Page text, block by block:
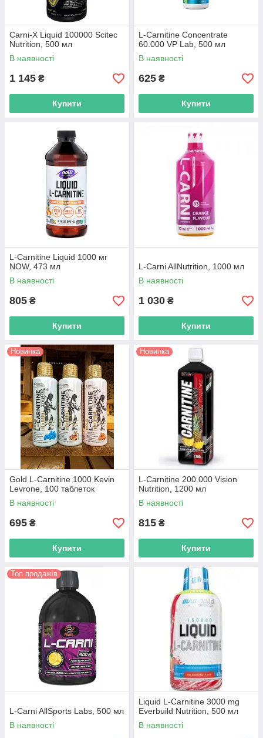
Carni-X Liquid 100000 Scitec
Nutrition, 500 мл
В наявності
1 145 ₴
Купити
L-Carnitine Concentrate
60.000 VP Lab, 500 мл
В наявності
625 ₴
Купити
L-Carnitine Liquid 1000 мг
NOW, 473 мл
В наявності
805 ₴
Купити
L-Carni AllNutrition, 1000 мл
В наявності
1 030 ₴
Купити
Новинка
Gold L-Carnitine 1000 Kevin
Levrone, 100 таблеток
В наявності
695 ₴
Купити
Новинка
L-Carnitine 200.000 Vision
Nutrition, 1200 мл
В наявності
815 ₴
Купити
Топ продажів
L-Carni AllSports Labs, 500 мл
В наявності
Liquid L-Carnitine 3000 mg
Everbuild Nutrition, 500 мл
В наявності